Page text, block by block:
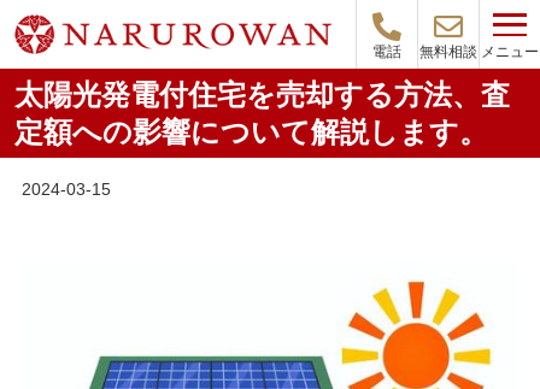
電話 無料相談 メニュー
太陽光発電付住宅を売却する方法、査
定額への影響について解説します。
2024-03-15